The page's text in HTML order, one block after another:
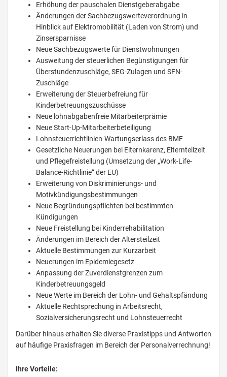
Erhöhung der pauschalen Dienstgeberabgabe
Änderungen der Sachbezugswerteverordnung in
Hinblick auf Elektromobilität (Laden von Strom) und
Zinsersparnisse
Neue Sachbezugswerte für Dienstwohnungen
Ausweitung der steuerlichen Begünstigungen für
Überstundenzuschläge, SEG-Zulagen und SFN-
Zuschläge
Erweiterung der Steuerbefreiung für
Kinderbetreuungszuschüsse
Neue lohnabgabenfreie Mitarbeiterprämie
Neue Start-Up-Mitarbeiterbeteiligung
Lohnsteuerrichtlinien-Wartungserlass des BMF
Gesetzliche Neuerungen bei Elternkarenz, Elternteilzeit
und Pflegefreistellung (Umsetzung der „Work-Life-
Balance-Richtlinie“ der EU)
Erweiterung von Diskriminierungs- und
Motivkündigungsbestimmungen
Neue Begründungspflichten bei bestimmten
Kündigungen
Neue Freistellung bei Kinderrehabilitation
Änderungen im Bereich der Altersteilzeit
Aktuelle Bestimmungen zur Kurzarbeit
Neuerungen im Epidemiegesetz
Anpassung der Zuverdienstgrenzen zum
Kinderbetreuungsgeld
Neue Werte im Bereich der Lohn- und Gehaltspfändung
Aktuelle Rechtsprechung in Arbeitsrecht,
Sozialversicherungsrecht und Lohnsteuerrecht
Darüber hinaus erhalten Sie diverse Praxistipps und Antworten
auf häufige Praxisfragen im Bereich der Personalverrechnung!
Ihre Vorteile: